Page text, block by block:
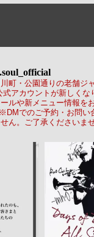
町・公園通りの老舗ジ
アカウントが新しくな
ルや新メニュー情報を
※DMでのご予約・お問い
ん。ご了承くださいませ